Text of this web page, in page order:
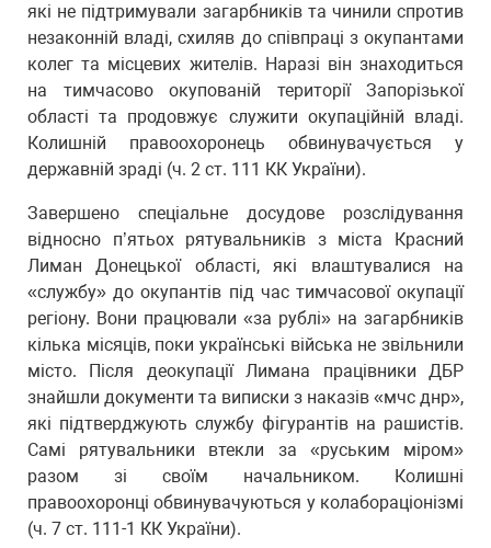
які не підтримували загарбників та чинили спротив
незаконній владі, схиляв до співпраці з окупантами
колег та місцевих жителів. Наразі він знаходиться
на тимчасово окупованій території Запорізької
області та продовжує служити окупаційній владі.
Колишній правоохоронець обвинувачується у
державній зраді (ч. 2 ст. 111 КК України).
Завершено спеціальне досудове розслідування
відносно п’ятьох рятувальників з міста Красний
Лиман Донецької області, які влаштувалися на
«службу» до окупантів під час тимчасової окупації
регіону. Вони працювали «за рублі» на загарбників
кілька місяців, поки українські війська не звільнили
місто. Після деокупації Лимана працівники ДБР
знайшли документи та виписки з наказів «мчс днр»,
які підтверджують службу фігурантів на рашистів.
Самі рятувальники втекли за «руським міром»
разом зі своїм начальником. Колишні
правоохоронці обвинувачуються у колабораціонізмі
(ч. 7 ст. 111-1 КК України).